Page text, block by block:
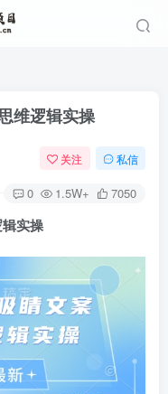
维逻辑实操
关注 私信
0 1.5W+ 7050
实操